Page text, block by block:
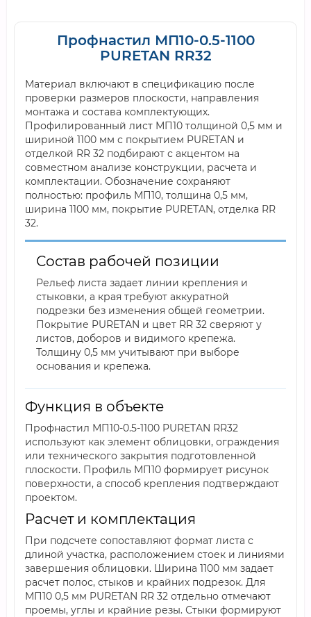
Профнастил МП10-0.5-1100
PURETAN RR32
Материал включают в спецификацию после
проверки размеров плоскости, направления
монтажа и состава комплектующих.
Профилированный лист МП10 толщиной 0,5 мм и
шириной 1100 мм с покрытием PURETAN и
отделкой RR 32 подбирают с акцентом на
совместном анализе конструкции, расчета и
комплектации. Обозначение сохраняют
полностью: профиль МП10, толщина 0,5 мм,
ширина 1100 мм, покрытие PURETAN, отделка RR
32.
Состав рабочей позиции
Рельеф листа задает линии крепления и
стыковки, а края требуют аккуратной
подрезки без изменения общей геометрии.
Покрытие PURETAN и цвет RR 32 сверяют у
листов, доборов и видимого крепежа.
Толщину 0,5 мм учитывают при выборе
основания и крепежа.
Функция в объекте
Профнастил МП10-0.5-1100 PURETAN RR32
используют как элемент облицовки, ограждения
или технического закрытия подготовленной
плоскости. Профиль МП10 формирует рисунок
поверхности, а способ крепления подтверждают
проектом.
Расчет и комплектация
При подсчете сопоставляют формат листа с
длиной участка, расположением стоек и линиями
завершения облицовки. Ширина 1100 мм задает
расчет полос, стыков и крайних подрезок. Для
МП10 0,5 мм PURETAN RR 32 отдельно отмечают
проемы, углы и крайние резы. Стыки формируют